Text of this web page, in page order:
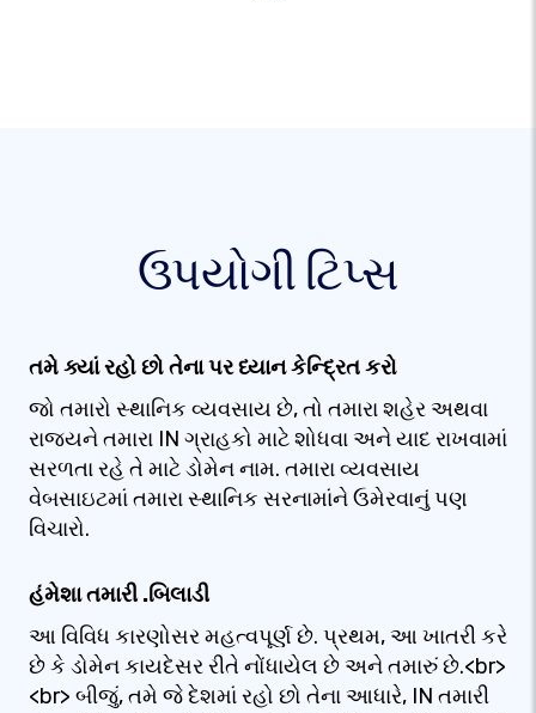
ઉપયોગી ટિપ્સ
તમે ક્યાં રહો છો તેના પર ધ્યાન કેન્દ્રિત કરો
જો તમારો સ્થાનિક વ્યવસાય છે, તો તમારા શહેર અથવા
રાજ્યને તમારા IN ગ્રાહકો માટે શોધવા અને યાદ રાખવામાં
સરળતા રહે તે માટે ડોમેન નામ. તમારા વ્યવસાય
વેબસાઇટમાં તમારા સ્થાનિક સરનામાંને ઉમેરવાનું પણ
વિચારો.
હંમેશા તમારી .બિલાડી
આ વિવિધ કારણોસર મહત્વપૂર્ણ છે. પ્રથમ, આ ખાતરી કરે
છે કે ડોમેન કાયદેસર રીતે નોંધાયેલ છે અને તમારું છે.<br>
<br> બીજું, તમે જે દેશમાં રહો છો તેના આધારે, IN તમારી